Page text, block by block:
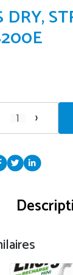
DRY,
›